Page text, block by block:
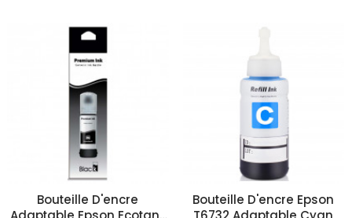
Bouteille D'encre
Bouteille D'encre Epson